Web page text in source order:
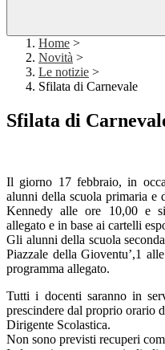
Home >
Novità >
Le notizie >
Sfilata di Carnevale
Sfilata di
Il giorno 17 febbraio, in
alunni della scuola primaria e
Kennedy alle ore 10,00 e
allegato e in base ai cartelli
Gli alunni della scuola
Piazzale della Gioventu’,1
programma allegato.
Tutti i docenti saranno in
prescindere dal proprio orario
Dirigente Scolastica.
Non sono previsti recuperi